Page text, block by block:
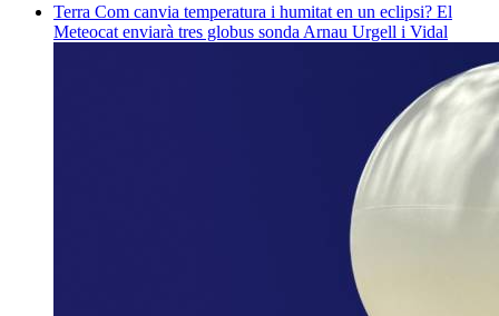
Terra Com canvia temperatura i humitat en un eclipsi? El
Meteocat enviarà tres globus sonda Arnau Urgell i Vidal